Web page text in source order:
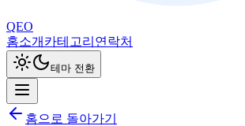
QEO
홈소개 카테고리 연락처
테마 전환
홈으로 돌아가기